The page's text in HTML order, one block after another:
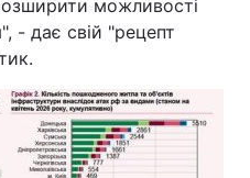
можливості
- дає свій "рецепт